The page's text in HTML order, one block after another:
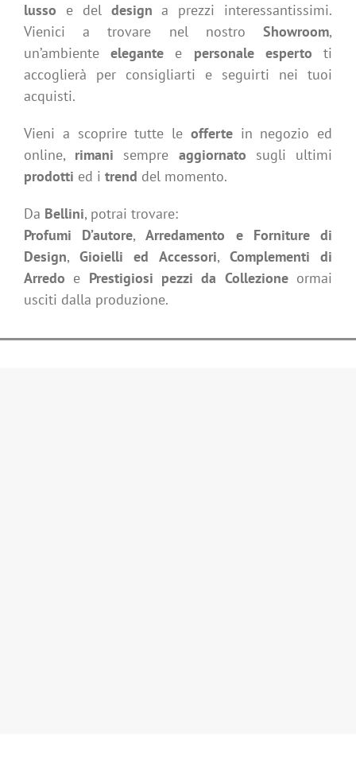
lusso e del design a prezzi interessantissimi.
Vienici a trovare nel nostro Showroom,
un’ambienteelegante e personale esperto ti
accoglierà per consigliarti e seguirti nei tuoi
acquisti.
Vieni a scoprire tutte le offertein negozio ed
online, rimani sempre aggiornato sugli ultimi
prodotti ed i trend del momento.
Da Bellini, potrai trovare:
Profumi D’autore,Arredamento e Forniture di
Design,Gioielli ed Accessori, Complementi di
Arredo e Prestigiosi pezzi da Collezioneormai
usciti dalla produzione.